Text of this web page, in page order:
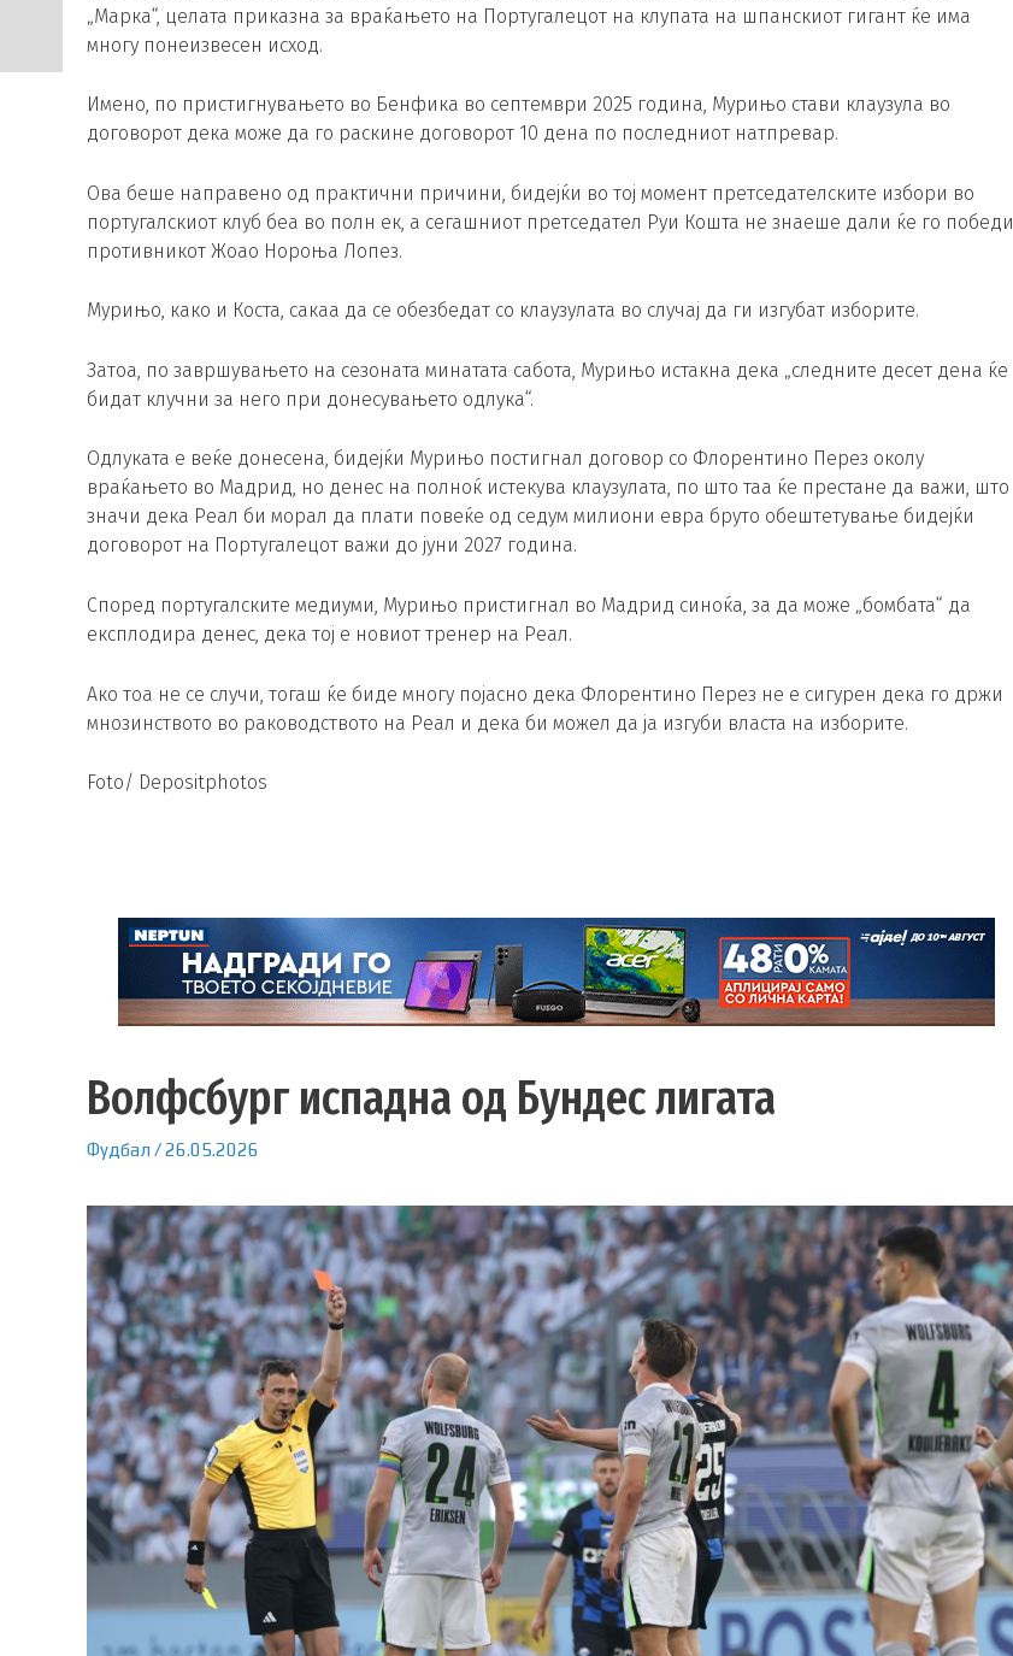
„Марка“, целата приказна за враќањето на Португалецот на клупата на шпанскиот гигант ќе има
многу понеизвесен исход.
Имено, по пристигнувањето во Бенфика во септември 2025 година, Мурињо стави клаузула во
договорот дека може да го раскине договорот 10 дена по последниот натпревар.
Ова беше направено од практични причини, бидејќи во тој момент претседателските избори во
португалскиот клуб беа во полн ек, а сегашниот претседател Руи Кошта не знаеше дали ќе го победи
противникот Жоао Нороња Лопез.
Мурињо, како и Коста, сакаа да се обезбедат со клаузулата во случај да ги изгубат изборите.
Затоа, по завршувањето на сезоната минатата сабота, Мурињо истакна дека „следните десет дена ќе
бидат клучни за него при донесувањето одлука“.
Одлуката е веќе донесена, бидејќи Мурињо постигнал договор со Флорентино Перез околу
враќањето во Мадрид, но денес на полноќ истекува клаузулата, по што таа ќе престане да важи, што
значи дека Реал би морал да плати повеќе од седум милиони евра бруто обештетување бидејќи
договорот на Португалецот важи до јуни 2027 година.
Според португалските медиуми, Мурињо пристигнал во Мадрид синоќа, за да може „бомбата“ да
експлодира денес, дека тој е новиот тренер на Реал.
Ако тоа не се случи, тогаш ќе биде многу појасно дека Флорентино Перез не е сигурен дека го држи
мнозинството во раководството на Реал и дека би можел да ја изгуби власта на изборите.
Foto/ Depositphotos
Волфсбург испадна од Бундес лигата
Фудбал /26.05.2026